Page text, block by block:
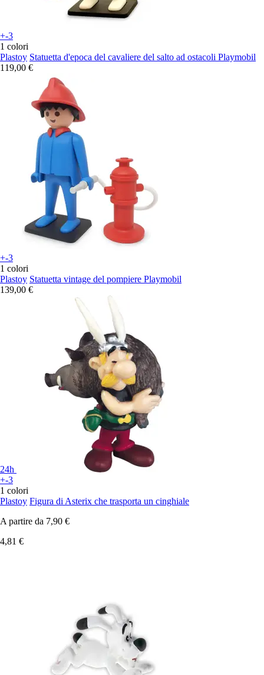
+-3
1 colori
Plastoy Statuetta d'epoca del cavaliere del salto ad ostacoli Playmobil
119,00 €
+-3
1 colori
Plastoy Statuetta vintage del pompiere Playmobil
139,00 €
24h
+-3
1 colori
Plastoy Figura di Asterix che trasporta un cinghiale
A partire da 7,90 €
4,81 €